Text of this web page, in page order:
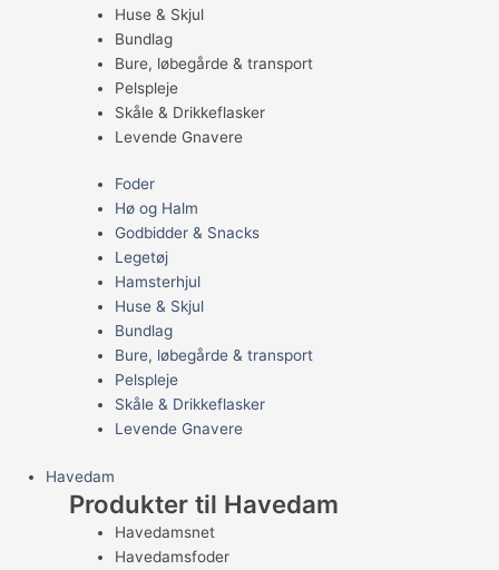
Huse & Skjul
Bundlag
Bure, løbegårde & transport
Pelspleje
Skåle & Drikkeflasker
Levende Gnavere
Foder
Hø og Halm
Godbidder & Snacks
Legetøj
Hamsterhjul
Huse & Skjul
Bundlag
Bure, løbegårde & transport
Pelspleje
Skåle & Drikkeflasker
Levende Gnavere
Havedam
Produkter til Havedam
Havedamsnet
Havedamsfoder